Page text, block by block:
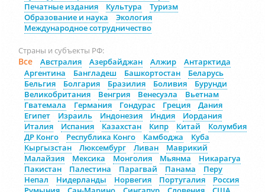
Печатные издания
Культура
Туризм
Образование и наука
Экология
Международное сотрудничество
Страны и субъекты РФ:
Все Австралия Азербайджан Алжир
Антарктида
Аргентина
Бангладеш Башкортостан
Беларусь
Бельгия
Болгария Бразилия Боливия
Бурунди
Великобритания
Венгрия Венесуэла
Вьетнам
Гватемала
Германия Гондурас Греция
Дания
Египет
Израиль Индонезия Индия
Иордания
Италия
Испания Казахстан Кипр Китай
Колумбия
ДР Конго
Республика Конго Камбоджа
Куба
Кыргызстан
Люксембург Ливан
Маврикий
Малайзия
Мексика Монголия Мьянма
Никарагуа
Пакистан
Палестина Парагвай Панама
Перу
Непал
Нидерланды Норвегия Португалия
Россия